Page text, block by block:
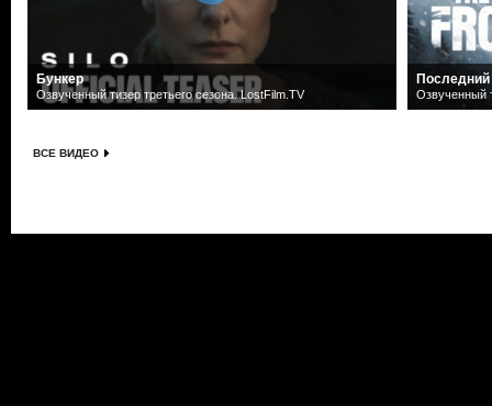
Бункер
Озвученный тизер третьего сезона. LostFilm.TV Озвученный
ВСЕ ВИДЕО